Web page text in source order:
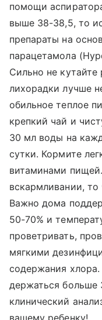
помощи
выше 38-38,5, то
препараты на
парацетамола
Сильно не кутайте
лихорадки лучше
обильное теплое
крепкий чай и
30 мл воды на
сутки. Кормите
витаминами
вскармливании,
Важно дома
50-70% и
проветривать,
мягкими
содержания хлора.
держаться больше
клинический
вашему ребенку!